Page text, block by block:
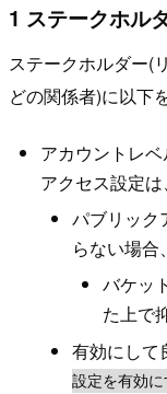
1 ステークホル
ステークホルダー(
どの関係者)に以下
アカウントレ
アクセス設定
パブリック
らない場合、
バケッ
た上で
有効にして
設定を有効